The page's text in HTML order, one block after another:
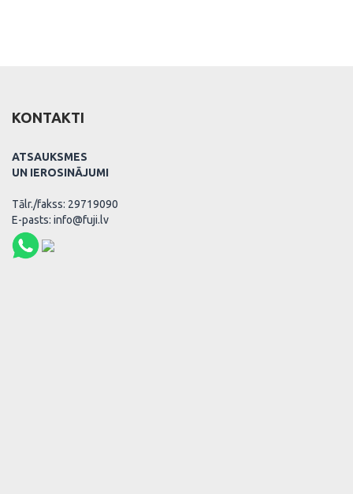
KONTAKTI
ATSAUKSMES
UN IEROSINĀJUMI
Tālr./fakss: 29719090
E-pasts: info@fuji.lv